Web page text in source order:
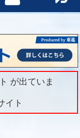
が出ていま
イト